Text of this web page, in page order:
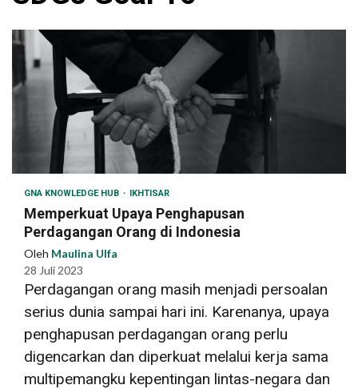
GNA KNOWLEDGE HUB IKHTISAR
Memperkuat Upaya Penghapusan
Perdagangan Orang di Indonesia
Oleh Maulina Ulfa
28 Juli 2023
Perdagangan orang masih menjadi persoalan
serius dunia sampai hari ini. Karenanya, upaya
penghapusan perdagangan orang perlu
digencarkan dan diperkuat melalui kerja sama
multipemangku kepentingan lintas-negara dan